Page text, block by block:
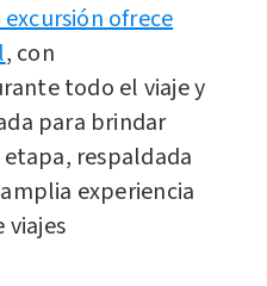
ofrece
, con
todo el viaje y
para brindar
respaldada
experiencia
viajes